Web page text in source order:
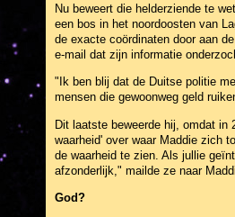
Nu beweert die helderziende te
een bos in het noordoosten van
de exacte coördinaten door aan
e-mail dat zijn informatie
"Ik ben blij dat de Duitse politie
mensen die gewoonweg geld
Dit laatste beweerde hij, omdat in
waarheid' over waar Maddie zich
de waarheid te zien. Als jullie
afzonderlijk," mailde ze naar
God?